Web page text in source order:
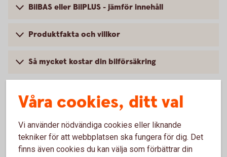
BilBAS eller BilPLUS - jämför innehåll
Produktfakta och villkor
Så mycket kostar din bilförsäkring
Vanliga frågor om att försäkra
Tesla
Våra cookies, ditt val
Vi använder nödvändiga cookies eller liknande
tekniker för att webbplatsen ska fungera för dig. Det
finns även cookies du kan välja som förbättrar din